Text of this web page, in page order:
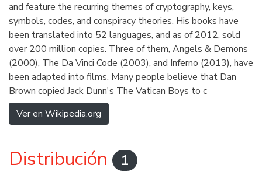
and feature the recurring themes of cryptography, keys,
symbols, codes, and conspiracy theories. His books have
been translated into 52 languages, and as of 2012, sold
over 200 million copies. Three of them, Angels & Demons
(2000), The Da Vinci Code (2003), and Inferno (2013), have
been adapted into films. Many people believe that Dan
Brown copied Jack Dunn's The Vatican Boys to c
Ver en Wikipedia.org
Distribución 1